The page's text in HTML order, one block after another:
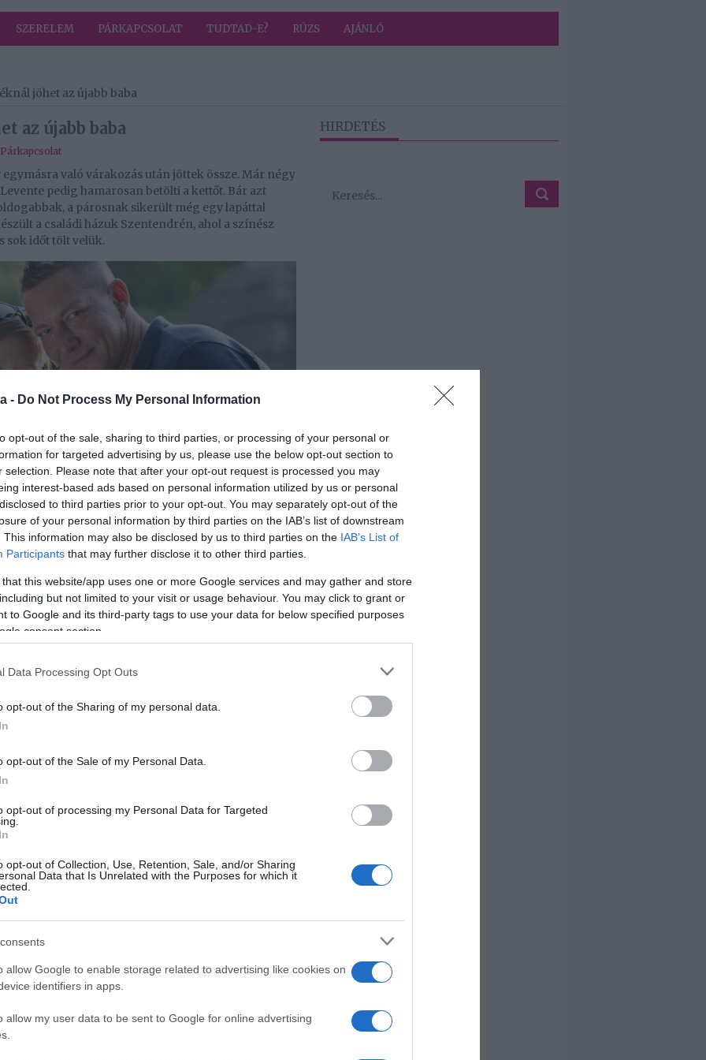
- Do Not Process My Personal Information
opt-out of the sale, sharing to third parties, or processing of your personal or
for targeted advertising by us, please use the below opt-out section to
selection. Please note that after your opt-out request is processed you may
interest-based ads based on personal information utilized by us or personal
to third parties prior to your opt-out. You may separately opt-out of the
of your personal information by third parties on the IAB’s list of downstream
This information may also be disclosed by us to third parties on the IAB’s List of
Participants that may further disclose it to other third parties.
that this website/app uses one or more Google services and may gather and store
but not limited to your visit or usage behaviour. You may click to grant or
to Google and its third-party tags to use your data for below specified purposes
consent section.
Data Processing Opt Outs
opt-out of the Sharing of my personal data.
opt-out of the Sale of my Personal Data.
opt-out of processing my Personal Data for Targeted
opt-out of Collection, Use, Retention, Sale, and/or Sharing
Data that Is Unrelated with the Purposes for which it
allow Google to enable storage related to advertising like cookies on
identifiers in apps.
allow my user data to be sent to Google for online advertising
SZERELEM PÁRKAPCSOLAT TUDTAD-E? RÚZS AJÁNLÓ
jöhet az újabb baba
az újabb baba
Párkapcsolat
való várakozás után jöttek össze. Már négy
pedig hamarosan betölti a kettőt. Bár azt
a párosnak sikerült még egy lapáttal
a családi házuk Szentendrén, ahol a színész
sok időt tölt velük.
minden rokona és barátja a környéken él. Azért
anyukának a társasági életre, mint
testvére és családja a kertszomszédunk, a
a jó levegőn, az erdő szélén, nekünk,
munka után kiülni a teraszra meginni egy pohár
előfordult már, hogy az erdőből is érkeztek
gyönyörű rókát láttunk a kert végében” – árulta
új otthonukkal kapcsolatban Kristóf, aki
már a munkabeosztását is igyekszik úgy szabni,
a szakmai életem, hogy a lehető legtöbb időt
hogy amikor egy családba baba érkezik, az
nagyon oda egymásra, képes
Zitával maximálisan támogatjuk egymást
a közös időt. Gyakori, hogy hajnali háromig
a problémákat pedig még azelőtt megoldjuk,
kiválóan működik, hogy a színművész azt is
egy újabb baba.
jól működünk családként, hogy bízunk benne,
Színház igazgatója.
HIRDETÉS